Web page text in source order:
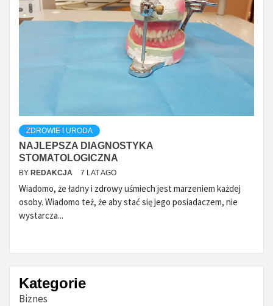
ZDROWIE I URODA
NAJLEPSZA DIAGNOSTYKA
STOMATOLOGICZNA
BY REDAKCJA 7 LAT AGO
Wiadomo, że ładny i zdrowy uśmiech jest marzeniem każdej
osoby. Wiadomo też, że aby stać się jego posiadaczem, nie
wystarcza...
Kategorie
Biznes